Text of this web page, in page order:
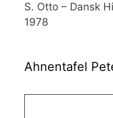
S. Otto – Dansk
1978
Ahnentafel